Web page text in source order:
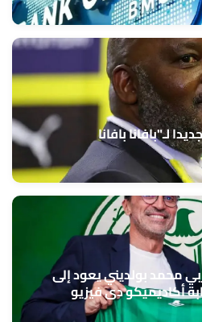
لـ"بافانا بافانا
محمد بولديني يعود إلى
أكاديميكو دي فيزيو